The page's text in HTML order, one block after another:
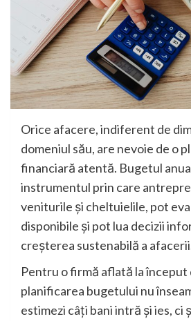
Orice afacere, indiferent de
domeniul său, are nevoie de o
financiară atentă. Bugetul
instrumentul prin care
veniturile și cheltuielile, pot
disponibile și pot lua decizii
creșterea sustenabilă a
Pentru o firmă aflată la început
planificarea bugetului nu
estimezi câți bani intră și ies, ci